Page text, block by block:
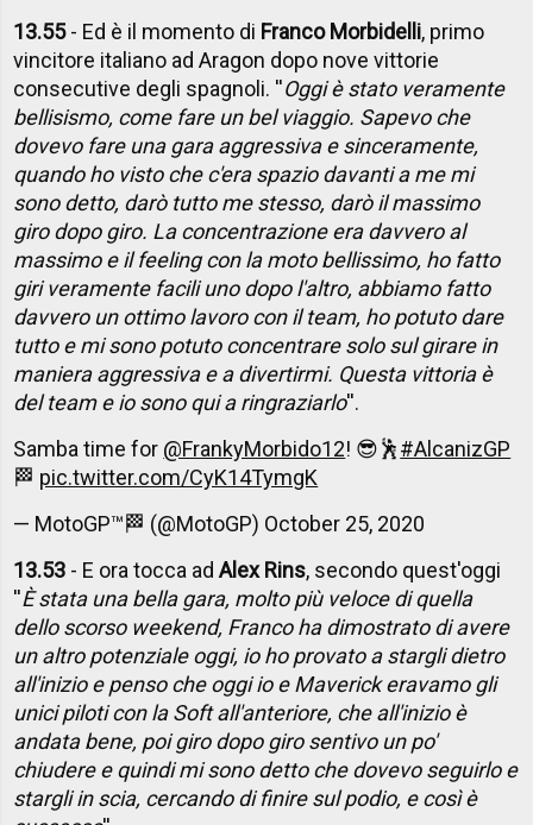
13.55- Ed è il momento di Franco Morbidelli, primo
vincitore italiano ad Aragon dopo nove vittorie
consecutive degli spagnoli. ''Oggi è stato veramente
bellisismo, come fare un bel viaggio. Sapevo che
dovevo fare una gara aggressiva e sinceramente,
quando ho visto che c'era spazio davanti a me mi
sono detto, darò tutto me stesso, darò il massimo
giro dopo giro. La concentrazione era davvero al
massimo e il feeling con la moto bellissimo, ho fatto
giri veramente facili uno dopo l'altro, abbiamo fatto
davvero un ottimo lavoro con il team, ho potuto dare
tutto e mi sono potuto concentrare solo sul girare in
maniera aggressiva e a divertirmi. Questa vittoria è
del team e io sono qui a ringraziarlo''.
Samba time for @FrankyMorbido12! 😎🕺#AlcanizGP
🏁 pic.twitter.com/CyK14TymgK
— MotoGP™🏁 (@MotoGP) October 25, 2020
13.53 - E ora tocca adAlex Rins, secondo quest'oggi
''È stata una bella gara, molto più veloce di quella
dello scorso weekend, Franco ha dimostrato di avere
un altro potenziale oggi, io ho provato a stargli dietro
all'inizio e penso che oggi io e Maverick eravamo gli
unici piloti con la Soft all'anteriore, che all'inizio è
andata bene, poi giro dopo giro sentivo un po'
chiudere e quindi mi sono detto che dovevo seguirlo e
stargli in scia, cercando di finire sul podio, e così è